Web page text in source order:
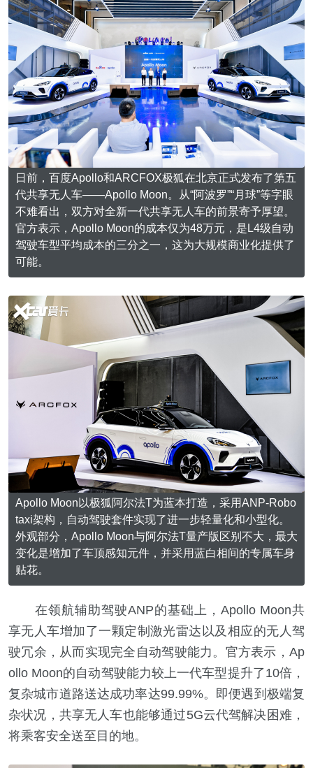
日前，百度Apollo和ARCFOX极狐在北京正式发布了第五
代共享无人车——Apollo Moon。从“阿波罗”“月球”等字眼
不难看出，双方对全新一代共享无人车的前景寄予厚望。
官方表示，Apollo Moon的成本仅为48万元，是L4级自动
驾驶车型平均成本的三分之一，这为大规模商业化提供了
可能。
Apollo Moon以极狐阿尔法T为蓝本打造，采用ANP-Robo
taxi架构，自动驾驶套件实现了进一步轻量化和小型化。
外观部分，Apollo Moon与阿尔法T量产版区别不大，最大
变化是增加了车顶感知元件，并采用蓝白相间的专属车身
贴花。
在领航辅助驾驶ANP的基础上，Apollo Moon共
享无人车增加了一颗定制激光雷达以及相应的无人驾
驶冗余，从而实现完全自动驾驶能力。官方表示，Ap
ollo Moon的自动驾驶能力较上一代车型提升了10倍，
复杂城市道路送达成功率达99.99%。即便遇到极端复
杂状况，共享无人车也能够通过5G云代驾解决困难，
将乘客安全送至目的地。